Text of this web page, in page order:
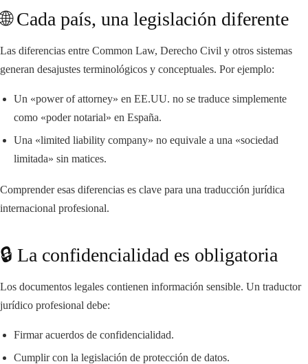
🌐 Cada país, una legislación diferente
Las diferencias entre Common Law, Derecho Civil y otros sistemas
generan desajustes terminológicos y conceptuales. Por ejemplo:
Un «power of attorney» en EE.UU. no se traduce simplemente
como «poder notarial» en España.
Una «limited liability company» no equivale a una «sociedad
limitada» sin matices.
Comprender esas diferencias es clave para una traducción jurídica
internacional profesional.
🔒 La confidencialidad es obligatoria
Los documentos legales contienen información sensible. Un traductor
jurídico profesional debe:
Firmar acuerdos de confidencialidad.
Cumplir con la legislación de protección de datos.